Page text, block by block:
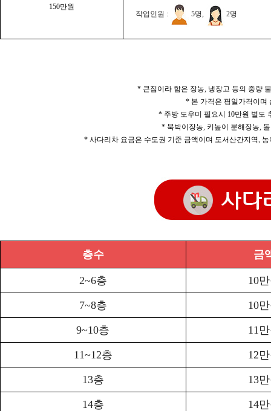
150만원
작업인원 : 5명, 2명
* 큰짐이라 함은 장농, 냉장고 등의 중량
* 본 가격은 평일가격이며
* 주방 도우미 필요시 10만원 별도
* 북박이장농, 키높이 분해장농,
* 사다리차 요금은 수도권 기준 금액이며 도서산간지역,
층수 금
2~6층 10
7~8층 10
9~10층 11
11~12층 12
13층 13
14층 14